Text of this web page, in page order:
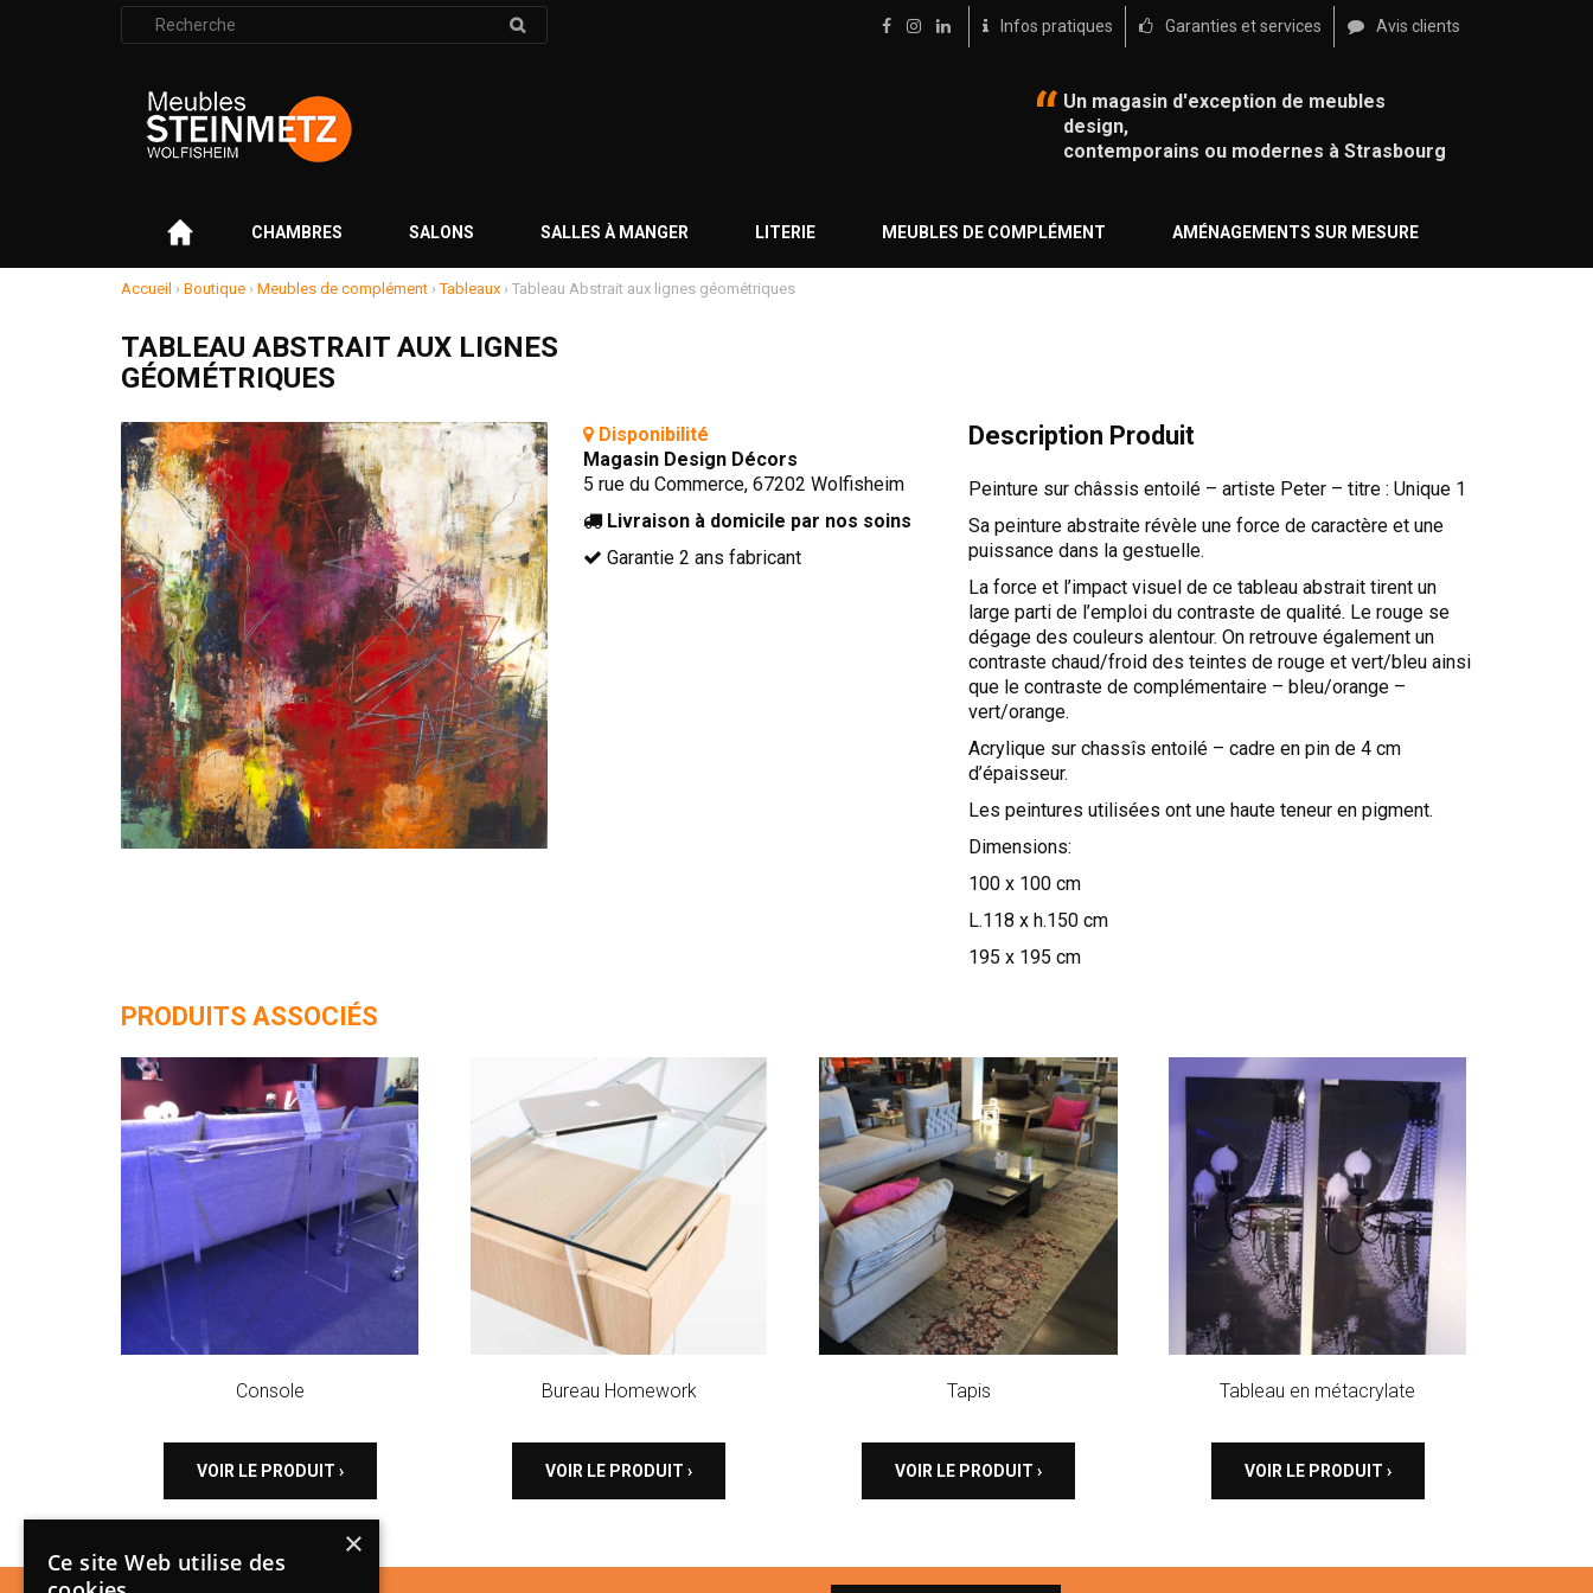
Rechercher
:
Infos pratiques Garanties et services Avis clients
Un magasin d'exception de meubles
design,
contemporains ou modernes à Strasbourg
CHAMBRES SALONS SALLES À MANGER LITERIE MEUBLES DE COMPLÉMENT AMÉNAGEMENTS SUR MESURE
Accueil › Boutique › Meubles de complément ›Tableaux › Tableau Abstrait aux lignes géométriques
TABLEAU ABSTRAIT AUX LIGNES
GÉOMÉTRIQUES
Disponibilité
Magasin Design Décors
5 rue du Commerce, 67202 Wolfisheim
Livraison à domicile par nos soins
Garantie 2 ans fabricant
Description Produit
Peinture sur châssis entoilé – artiste Peter – titre : Unique 1
Sa peinture abstraite révèle une force de caractère et une
puissance dans la gestuelle.
La force et l’impact visuel de ce tableau abstrait tirent un
large parti de l’emploi du contraste de qualité. Le rouge se
dégage des couleurs alentour. On retrouve également un
contraste chaud/froid des teintes de rouge et vert/bleu ainsi
que le contraste de complémentaire – bleu/orange –
vert/orange.
Acrylique sur chassîs entoilé – cadre en pin de 4 cm
d’épaisseur.
Les peintures utilisées ont une haute teneur en pigment.
Dimensions:
100 x 100 cm
L.118 x h.150 cm
195 x 195 cm
PRODUITS ASSOCIÉS
Console
VOIR LE PRODUIT ›
Bureau Homework
VOIR LE PRODUIT ›
Tapis
VOIR LE PRODUIT ›
Tableau en métacrylate
VOIR LE PRODUIT ›
×
Ce site Web utilise des